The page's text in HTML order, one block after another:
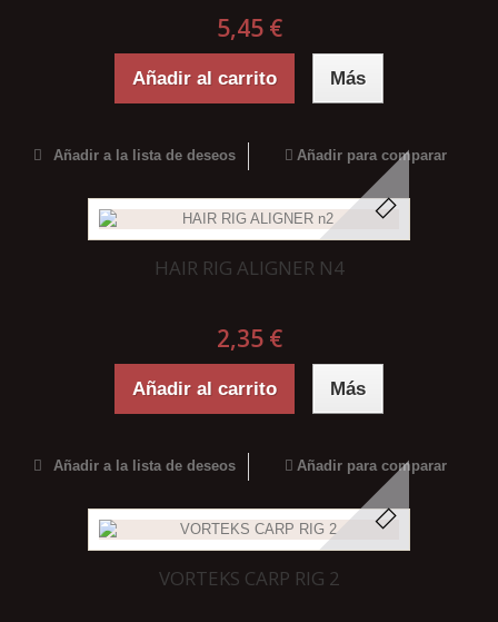
5,45 €
Añadir al carrito Más
Añadir a la lista de deseos Añadir para comparar
HAIR RIG ALIGNER N4
2,35 €
Añadir al carrito Más
Añadir a la lista de deseos Añadir para comparar
VORTEKS CARP RIG 2